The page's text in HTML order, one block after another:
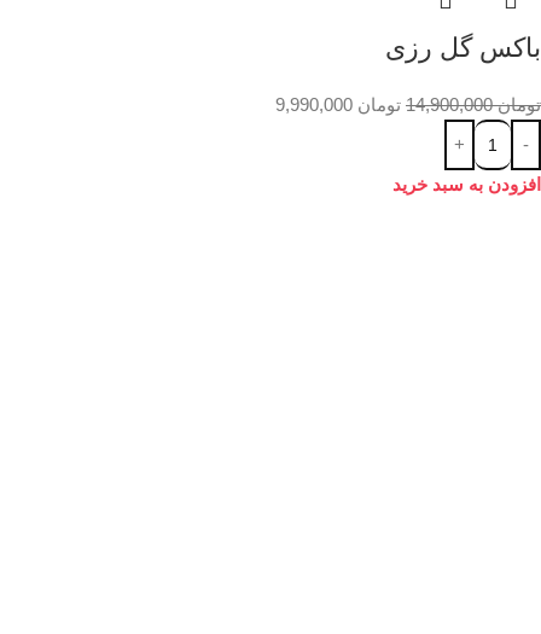
باکس گل رزی
تومان14,900,000 تومان
افزودن به سبد خرید